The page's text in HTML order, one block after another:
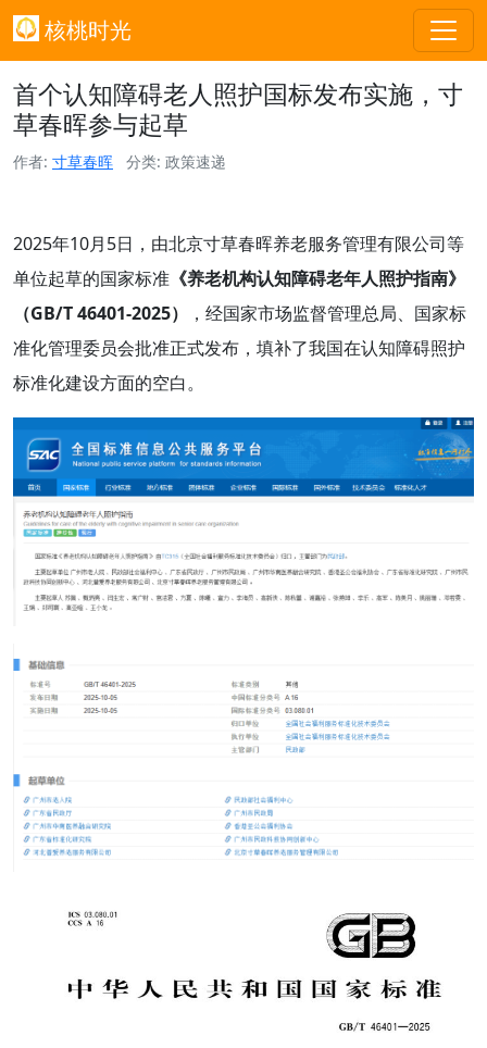
核桃时光
首个认知障碍老人照护国标发布实施，寸
草春晖参与起草
作者: 寸草春晖 分类: 政策速递
2025年10月5日，由北京寸草春晖养老服务管理有限公司等
单位起草的国家标准 《养老机构认知障碍老年人照护指南》
（GB/T 46401-2025）
，经国家市场监督管理总局、国家标
准化管理委员会批准正式发布，填补了我国在认知障碍照护
标准化建设方面的空白。